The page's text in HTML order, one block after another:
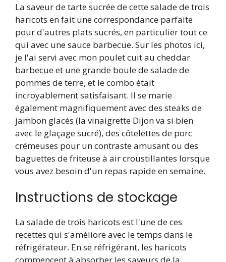
La saveur de tarte sucrée de cette salade de trois
haricots en fait une correspondance parfaite
pour d'autres plats sucrés, en particulier tout ce
qui avec une sauce barbecue. Sur les photos ici,
je l'ai servi avec mon poulet cuit au cheddar
barbecue et une grande boule de salade de
pommes de terre, et le combo était
incroyablement satisfaisant. Il se marie
également magnifiquement avec des steaks de
jambon glacés (la vinaigrette Dijon va si bien
avec le glaçage sucré), des côtelettes de porc
crémeuses pour un contraste amusant ou des
baguettes de friteuse à air croustillantes lorsque
vous avez besoin d'un repas rapide en semaine.
Instructions de stockage
La salade de trois haricots est l'une de ces
recettes qui s'améliore avec le temps dans le
réfrigérateur. En se réfrigérant, les haricots